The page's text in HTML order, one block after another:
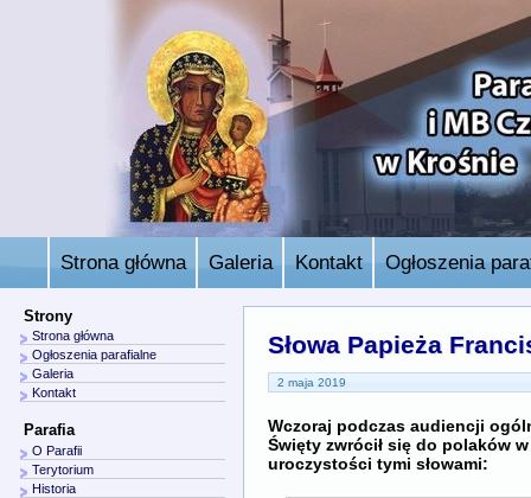
Strona główna Galeria Kontakt Ogłoszenia
Słowa Papieża
2 maja 2019
Wczoraj podczas audiencji
Święty zwrócił się do polaków
uroczystości tymi słowami:
Strony
Strona główna
Ogłoszenia parafialne
Galeria
Kontakt
Parafia
O Parafii
Terytorium
Historia